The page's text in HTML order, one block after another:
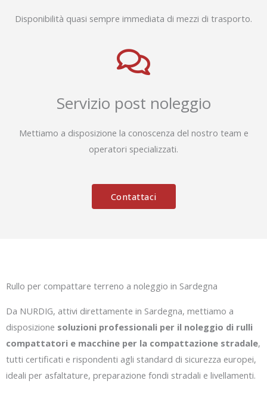
Disponibilità quasi sempre immediata di mezzi di trasporto.
Servizio post noleggio
Mettiamo a disposizione la conoscenza del nostro team e
operatori specializzati.
Contattaci
Rullo per compattare terreno a noleggio in Sardegna
Da NURDIG, attivi direttamente in Sardegna, mettiamo a
disposizione soluzioni professionali per il noleggio di rulli
compattatori e macchine per la compattazione stradale,
tutti certificati e rispondenti agli standard di sicurezza europei,
ideali per asfaltature, preparazione fondi stradali e livellamenti.